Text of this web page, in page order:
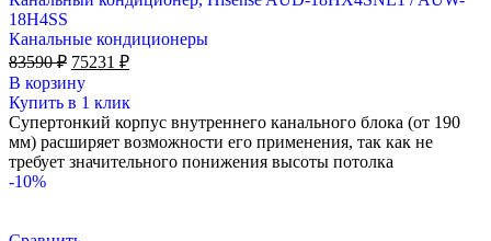
18H4SS
Канальные кондиционеры
83590₽ Первоначальная
цена
составляла
83590 ₽.
75231 ₽Текущая
75231 ₽.
В корзину
Купить в 1 клик
Супертонкий корпус внутреннего канального блока (от 190
мм) расширяет возможности его применения, так как не
требует значительного понижения высоты потолка
-10%